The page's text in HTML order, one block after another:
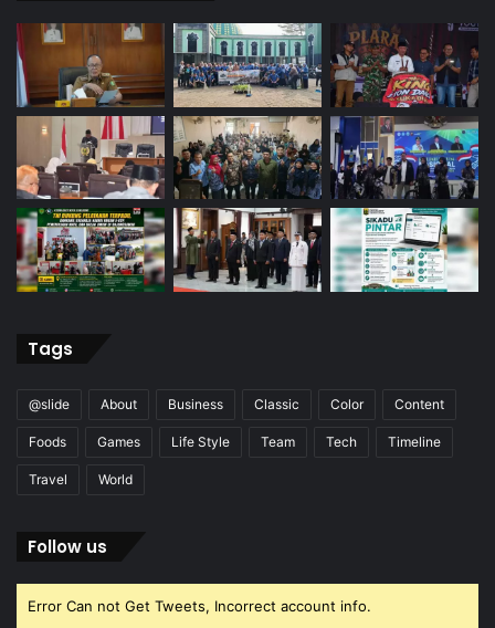
Tags
@slide About Business Classic Color Content
Foods Games Life Style Team Tech Timeline
Travel World
Follow us
Error Can not Get Tweets, Incorrect account info.